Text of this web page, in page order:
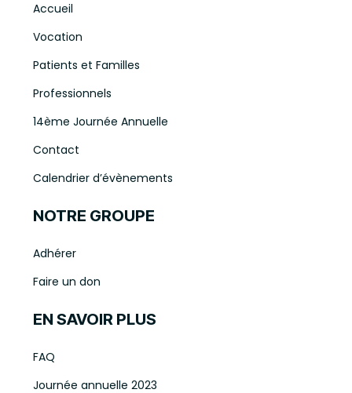
Accueil
Vocation
Patients et Familles
Professionnels
14ème Journée Annuelle
Contact
Calendrier d’évènements
NOTRE GROUPE
Adhérer
Faire un don
EN SAVOIR PLUS
FAQ
Journée annuelle 2023